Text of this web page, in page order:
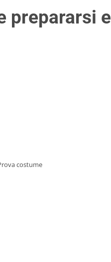
prepararsi e
costume